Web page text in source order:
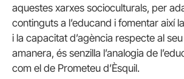
aquestes xarxes socioculturals, per
continguts a l’educand i fomentar així
i la capacitat d’agència respecte al
amanera, és senzilla l’analogia de
com el de Prometeu d’Èsquil.